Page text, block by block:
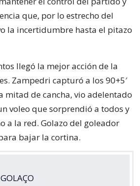
que, por lo estrecho del
la incertidumbre hasta el pitazo
llegó la mejor acción de la
Zampedri capturó a los 90+5′
mitad de cancha, vio adelentado
voleo que sorprendió a todos y
a la red. Golazo del goleador
bajar la cortina.